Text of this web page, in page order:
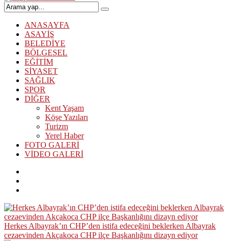
ANASAYFA
ASAYİŞ
BELEDİYE
BÖLGESEL
EĞİTİM
SİYASET
SAĞLIK
SPOR
DİĞER
Kent Yaşam
Köşe Yazıları
Turizm
Yerel Haber
FOTO GALERİ
VİDEO GALERİ
Herkes Albayrak’ın CHP’den istifa edeceğini beklerken Albayrak
cezaevinden Akçakoca CHP ilçe Başkanlığını dizayn ediyor